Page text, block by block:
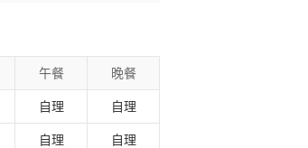
午餐 晚餐
自理 自理
自理 自理